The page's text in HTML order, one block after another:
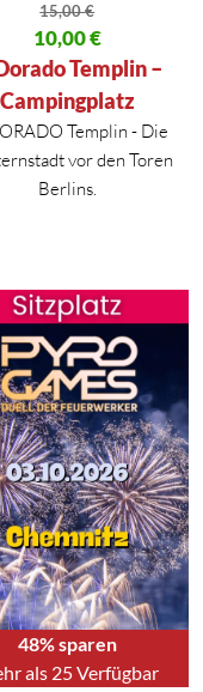
15,00€
Preis war:
10,00€
Preis ist: 10,00 €.
Templin –
Campingplatz
Templin - Die
vor den Toren
Berlins.
48% sparen
als 25 Verfügbar